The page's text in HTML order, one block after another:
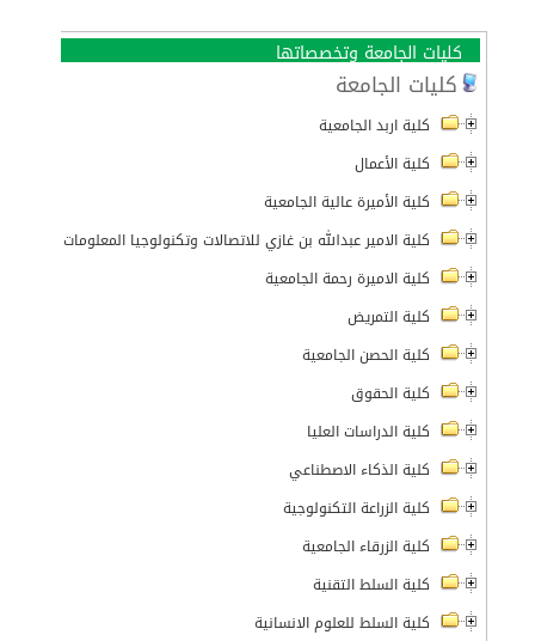
كليات الجامعة وتخصصاتها
كليات الجامعة
كلية اربد الجامعية
كلية الأعمال
كلية الأميرة عالية الجامعية
كلية الامير عبدالله بن غازي للاتصالات وتكنولوجيا المعلومات
كلية الاميرة رحمة الجامعية
كلية التمريض
كلية الحصن الجامعية
كلية الحقوق
كلية الدراسات العليا
كلية الذكاء الاصطناعي
كلية الزراعة التكنولوجية
كلية الزرقاء الجامعية
كلية السلط التقنية
كلية السلط للعلوم الانسانية